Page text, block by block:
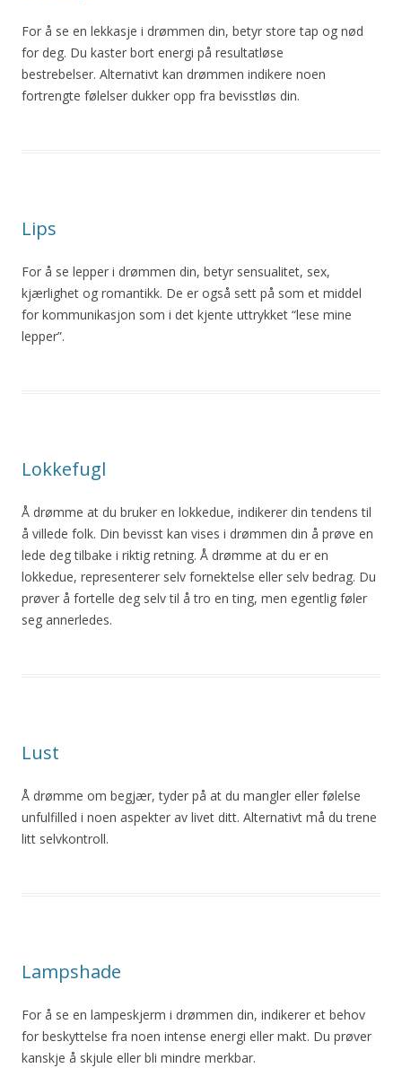
For å se en lekkasje i drømmen din, betyr store tap og nød
for deg. Du kaster bort energi på resultatløse
bestrebelser. Alternativt kan drømmen indikere noen
fortrengte følelser dukker opp fra bevisstløs din.
Lips
For å se lepper i drømmen din, betyr sensualitet, sex,
kjærlighet og romantikk. De er også sett på som et middel
for kommunikasjon som i det kjente uttrykket “lese mine
lepper”.
Lokkefugl
Å drømme at du bruker en lokkedue, indikerer din tendens til
å villede folk. Din bevisst kan vises i drømmen din å prøve en
lede deg tilbake i riktig retning. Å drømme at du er en
lokkedue, representerer selv fornektelse eller selv bedrag. Du
prøver å fortelle deg selv til å tro en ting, men egentlig føler
seg annerledes.
Lust
Å drømme om begjær, tyder på at du mangler eller følelse
unfulfilled i noen aspekter av livet ditt. Alternativt må du trene
litt selvkontroll.
Lampshade
For å se en lampeskjerm i drømmen din, indikerer et behov
for beskyttelse fra noen intense energi eller makt. Du prøver
kanskje å skjule eller bli mindre merkbar.